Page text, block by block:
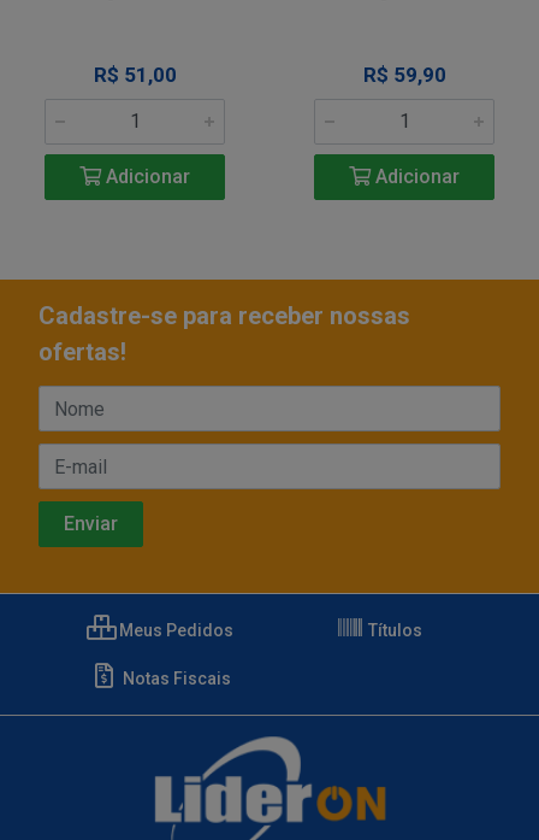
R$ 51,00
Adicionar
R$ 59,90
Adicionar
Cadastre-se para receber nossas
ofertas!
Meus Pedidos Títulos
Notas Fiscais